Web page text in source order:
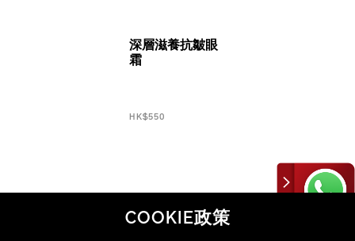
深層滋養抗皺眼
霜
HK$550
COOKIE政策